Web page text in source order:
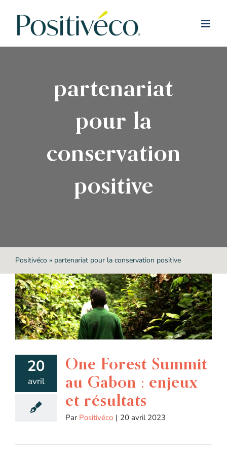
partenariat
pour la
conservation
positive
Positivéco» partenariat pour la conservation positive
20
avril
One Forest Summit
au Gabon : enjeux
et résultats
Par Positivéco | 20 avril 2023